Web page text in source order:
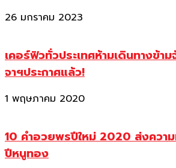
26 มกราคม 2023
เคอร์ฟิวทั่วประเทศห้ามเดินทางข้า
จาฯประกาศแล้ว!
1 พฤษภาคม 2020
10 คำอวยพรปีใหม่ 2020 ส่งควา
ปีหนูทอง